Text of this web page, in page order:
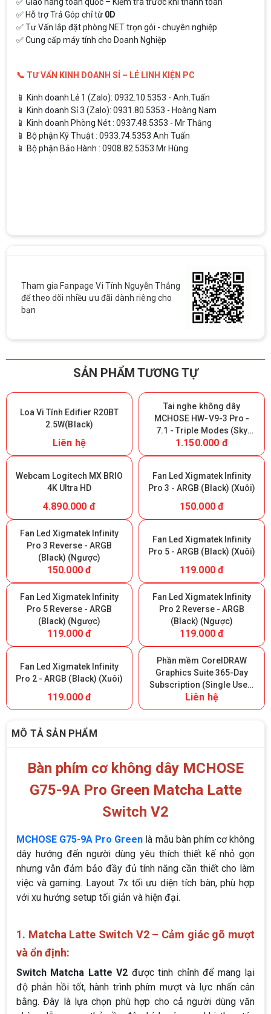
✅ Hỗ trợ Trả Góp chỉ từ 0D
✅ Tư Vấn lắp đặt phòng NET trọn gói - chuyên nghiệp
✅ Cung cấp máy tính cho Doanh Nghiệp
📞 TƯ VẤN KINH DOANH SỈ – LẺ LINH KIỆN PC
📱 Kinh doanh Lẻ 1 (Zalo): 0932.10.5353 - Anh.Tuấn
📱 Kinh doanh Sỉ 3 (Zalo): 0931.80.5353 - Hoàng Nam
📱 Kinh doanh Phòng Nét : 0937.48.5353 - Mr Thắng
📱 Bộ phận Kỹ Thuật : 0933.74.5353 Anh Tuấn
📱 Bộ phận Bảo Hành : 0908.82.5353 Mr Hùng
Tham gia Fanpage Vi Tính Nguyễn Thắng
để theo dõi nhiều ưu đãi dành riêng cho
bạn
SẢN PHẨM TƯƠNG TỰ
Loa Vi Tính Edifier R20BT
2.5W(Black)
Liên hệ
Tai nghe không dây
MCHOSE HW-V9-3 Pro -
7.1 - Triple Modes (Sky
White) (Giữ lại Box để bảo
hành)
1.150.000 đ
Webcam Logitech MX BRIO
4K Ultra HD
4.890.000 đ
Fan Led Xigmatek Infinity
Pro 3 - ARGB (Black) (Xuôi)
150.000 đ
Fan Led Xigmatek Infinity
Pro 3 Reverse - ARGB
(Black) (Ngược)
150.000 đ
Fan Led Xigmatek Infinity
Pro 5 - ARGB (Black) (Xuôi)
119.000 đ
Fan Led Xigmatek Infinity
Pro 5 Reverse - ARGB
(Black) (Ngược)
119.000 đ
Fan Led Xigmatek Infinity
Pro 2 Reverse - ARGB
(Black) (Ngược)
119.000 đ
Fan Led Xigmatek Infinity
Pro 2 - ARGB (Black) (Xuôi)
119.000 đ
Phần mềm CorelDRAW
Graphics Suite 365-Day
Subscription (Single User)
- 365 ngày
Liên hệ
MÔ TẢ SẢN PHẨM
Bàn phím cơ không dây MCHOSE
G75-9A Pro Green Matcha Latte
Switch V2
MCHOSE G75-9A Pro Green là mẫu bàn phím cơ không
dây hướng đến người dùng yêu thích thiết kế nhỏ gọn
nhưng vẫn đảm bảo đầy đủ tính năng cần thiết cho làm
việc và gaming. Layout 7x tối ưu diện tích bàn, phù hợp
với xu hướng setup tối giản và hiện đại.
1. Matcha Latte Switch V2 – Cảm giác gõ mượt
và ổn định:
Switch Matcha Latte V2 được tinh chỉnh để mang lại
độ phản hồi tốt, hành trình phím mượt và lực nhấn cân
bằng. Đây là lựa chọn phù hợp cho cả người dùng văn